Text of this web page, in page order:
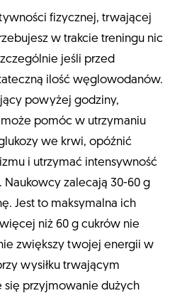
fizycznej, trwającej
w trakcie treningu nic
jeśli przed
ilość węglowodanów.
powyżej godziny,
pomóc w utrzymaniu
we krwi, opóźnić
i utrzymać intensywność
Naukowcy zalecają 30-60 g
Jest to maksymalna ich
niż 60 g cukrów nie
zwiększy twojej energii w
wysiłku trwającym
się przyjmowanie dużych